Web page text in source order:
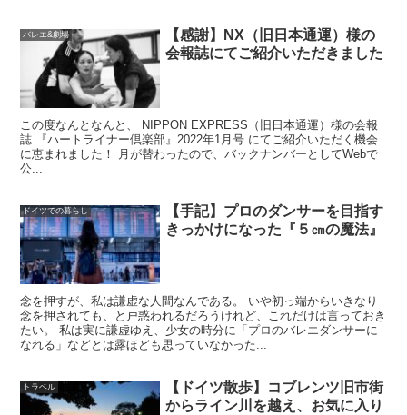
バレエ&劇場
【感謝】NX（旧日本通運）様の
会報誌にてご紹介いただきました
この度なんとなんと、 NIPPON EXPRESS（旧日本通運）様の会報
誌 『ハートライナー倶楽部』2022年1月号 にてご紹介いただく機会
に恵まれました！ 月が替わったので、バックナンバーとしてWebで
公...
ドイツでの暮らし
【手記】プロのダンサーを目指す
きっかけになった『５㎝の魔法』
念を押すが、私は謙虚な人間なんである。 いや初っ端からいきなり
念を押されても、と戸惑われるだろうけれど、これだけは言っておき
たい。 私は実に謙虚ゆえ、少女の時分に「プロのバレエダンサーに
なれる」などとは露ほども思っていなかった...
トラベル
【ドイツ散歩】コブレンツ旧市街
からライン川を越え、お気に入り